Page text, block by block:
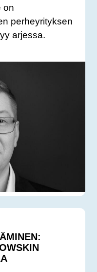
on
perheyrityksen
arjessa.